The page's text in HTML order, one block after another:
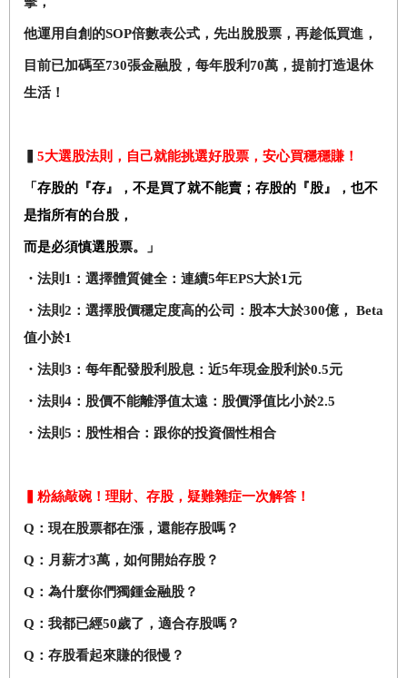
他運用自創的SOP倍數表公式，先出脫股票，再趁低買進，
目前已加碼至730張金融股，每年股利70萬，提前打造退休
生活！
5大選股法則，自己就能挑選好股票，安心買穩穩賺！
「存股的『存』，不是買了就不能賣；存股的『股』，也不
是指所有的台股，
而是必須慎選股票。」
・法則1：選擇體質健全：連續5年EPS大於1元
・法則2：選擇股價穩定度高的公司：股本大於300億， Beta
值小於1
・法則3：每年配發股利股息：近5年現金股利於0.5元
・法則4：股價不能離淨值太遠：股價淨值比小於2.5
・法則5：股性相合：跟你的投資個性相合
▍粉絲敲碗！理財、存股，疑難雜症一次解答！
Q ：現在股票都在漲，還能存股嗎？
Q ：月薪才3萬，如何開始存股？
Q ：為什麼你們獨鍾金融股？
Q ：我都已經50歲了，適合存股嗎？
Q ：存股看起來賺的很慢？